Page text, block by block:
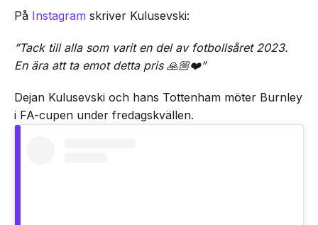
På Instagram skriver Kulusevski:
”Tack till alla som varit en del av fotbollsåret 2023.
En ära att ta emot detta pris 🙏🏼❤️”
Dejan Kulusevski och hans Tottenham möter Burnley
i FA-cupen under fredagskvällen.